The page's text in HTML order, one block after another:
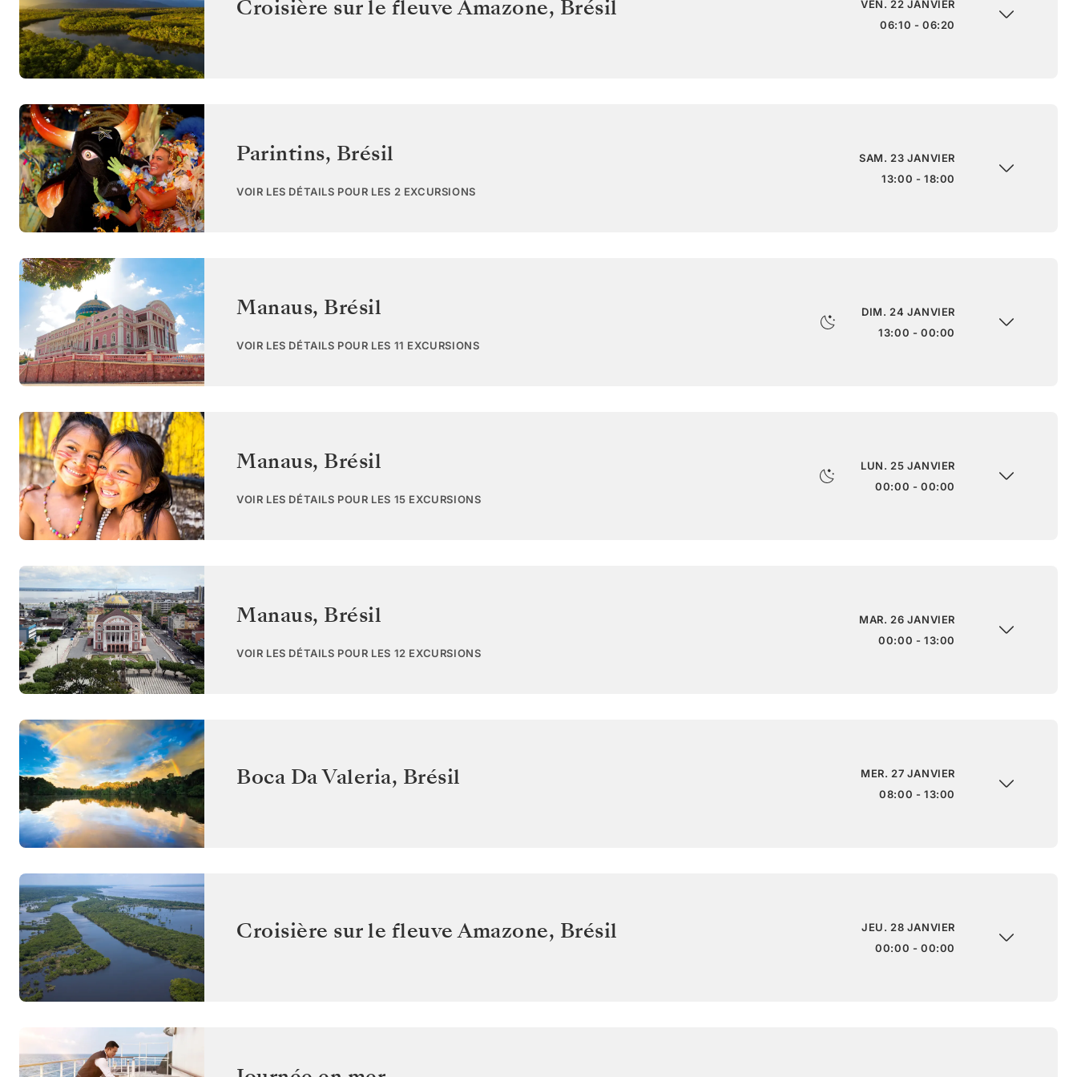
Croisière sur le fleuve Amazone, Brésil
VEN. 22 JANVIER
06:10 - 06:20
Parintins, Brésil
VOIR LES DÉTAILS POUR LES 2 EXCURSIONS
SAM. 23 JANVIER
13:00 - 18:00
Manaus, Brésil
VOIR LES DÉTAILS POUR LES 11 EXCURSIONS
DIM. 24 JANVIER
13:00 - 00:00
Manaus, Brésil
VOIR LES DÉTAILS POUR LES 15 EXCURSIONS
LUN. 25 JANVIER
00:00 - 00:00
Manaus, Brésil
VOIR LES DÉTAILS POUR LES 12 EXCURSIONS
MAR. 26 JANVIER
00:00 - 13:00
Boca Da Valeria, Brésil
MER. 27 JANVIER
08:00 - 13:00
Croisière sur le fleuve Amazone, Brésil
JEU. 28 JANVIER
00:00 - 00:00